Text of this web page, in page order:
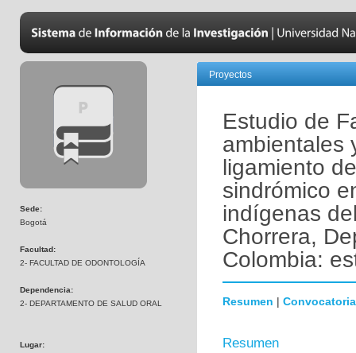
Sede:
Bogotá
Facultad:
2- FACULTAD DE ODONTOLOGÍA
Dependencia:
2- DEPARTAMENTO DE SALUD ORAL
Lugar:
Proyectos
Estudio de
ambientales
ligamiento
sindrómico
indígenas
Chorrera,
Colombia:
Resumen | Convocatoria
Resumen